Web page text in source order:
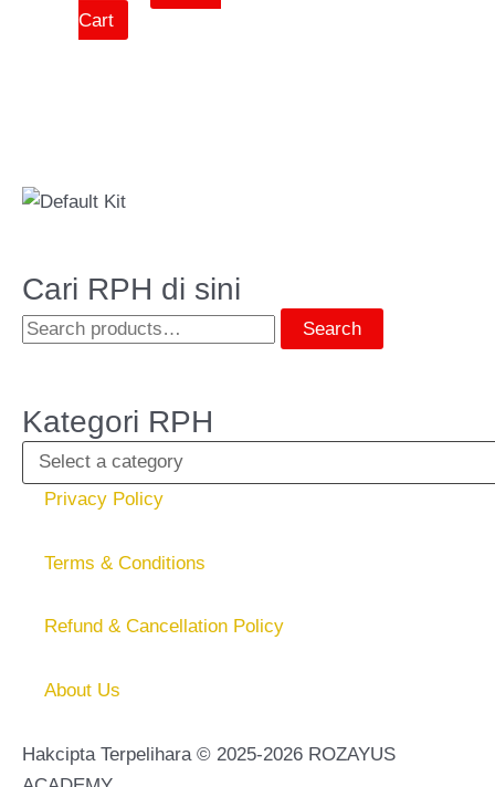
Cari RPH di sini
Search
Kategori RPH
Cart
Privacy Policy
Terms & Conditions
Refund & Cancellation Policy
About Us
Hakcipta Terpelihara © 2025-2026 ROZAYUS